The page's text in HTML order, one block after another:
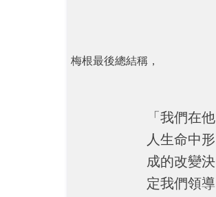
梅根最後總結稱，
「我們在他
人生命中形
成的改變決
定我們領導